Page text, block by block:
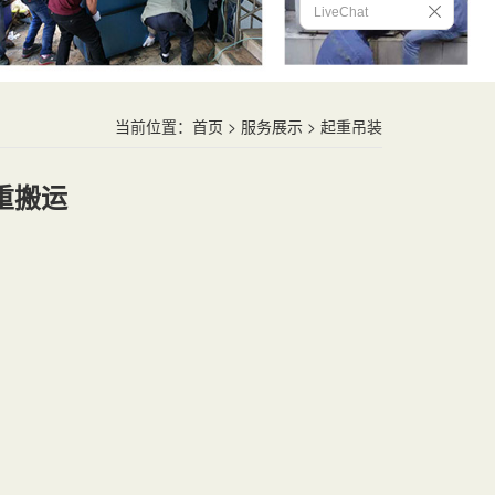
当前位置： 首页 > 服务展示 > 起重吊装
搬运
LiveChat